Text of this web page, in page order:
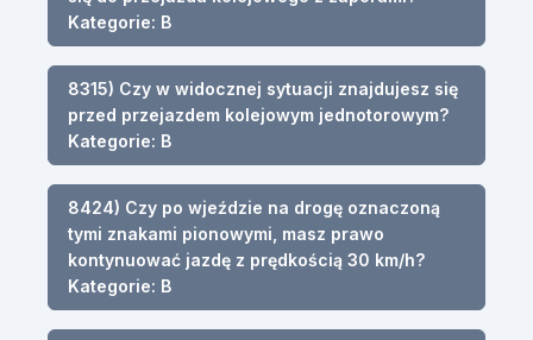
Kategorie: B
8315) Czy w widocznej sytuacji znajdujesz się
przed przejazdem kolejowym jednotorowym?
Kategorie: B
8424) Czy po wjeździe na drogę oznaczoną
tymi znakami pionowymi, masz prawo
kontynuować jazdę z prędkością 30 km/h?
Kategorie: B